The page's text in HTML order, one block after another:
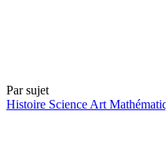
Par sujet
Histoire Science Art